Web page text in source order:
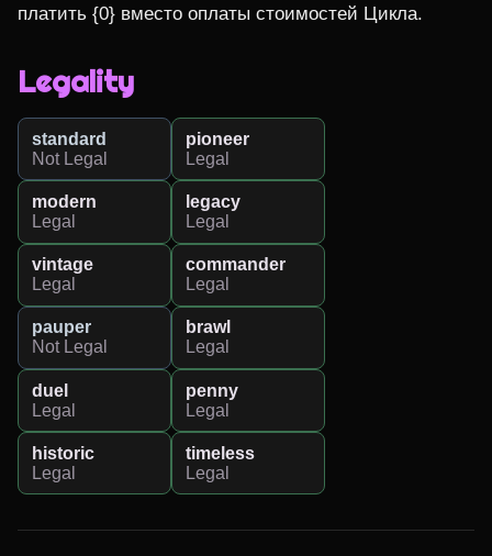
платить {0} вместо оплаты стоимостей Цикла.
Legality
standard
Not Legal
pioneer
Legal
modern
Legal
legacy
Legal
vintage
Legal
commander
Legal
pauper
Not Legal
brawl
Legal
duel
Legal
penny
Legal
historic
Legal
timeless
Legal